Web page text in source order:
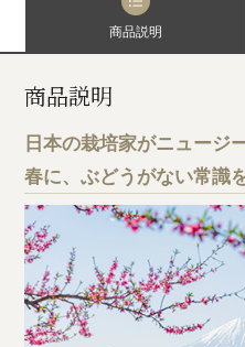
商品説明
商品説明
日本の栽培家がニュージ
春に、ぶどうがない常識